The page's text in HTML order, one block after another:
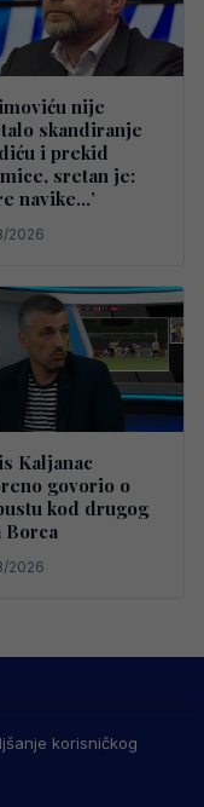
nije
skandiranje
i prekid
sretan je:
navike…’
2026
Kaljanac
govorio o
kod drugog
Borca
2026
KORIŠTENJA
korisničkog